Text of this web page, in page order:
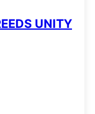
UNITY